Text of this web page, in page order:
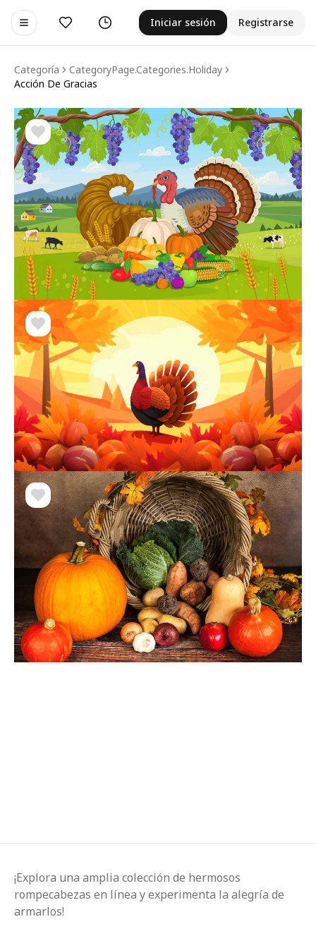
Toggle navigation menu
Me gustaHistorial Iniciar sesión Registrarse
Categoría
CategoryPage.categories.holiday
Acción De Gracias
¡Explora una amplia colección de hermosos
rompecabezas en línea y experimenta la alegría de
armarlos!